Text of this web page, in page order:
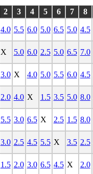
2 3 4 5 6 7 8
4.0 5.5 6.0 5.0 6.5 5.0 4.5
X 5.0 6.0 2.5 5.0 6.5 7.0
3.0 X 4.0 5.0 5.5 6.0 4.5
2.0 4.0 X 1.5 3.5 5.0 8.0
5.5 3.0 6.5 X 2.5 1.5 8.0
3.0 2.5 4.5 5.5 X 3.5 2.5
1.5 2.0 3.0 6.5 4.5 X 2.0